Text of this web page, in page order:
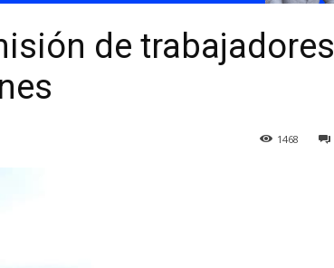
de trabajadores
1468